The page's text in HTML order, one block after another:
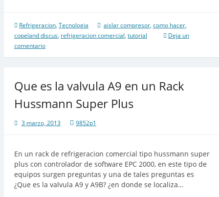
Refrigeracion, Tecnologia aislar compresor, como hacer,
copeland discus, refrigeracion comercial, tutorial
Deja un
comentario
Que es la valvula A9 en un Rack
Hussmann Super Plus
3 marzo, 2013 9852p1
En un rack de refrigeracion comercial tipo hussmann super
plus con controlador de software EPC 2000, en este tipo de
equipos surgen preguntas y una de tales preguntas es
¿Que es la valvula A9 y A9B? ¿en donde se localiza…